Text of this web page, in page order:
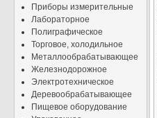
Приборы измерительные
Лабораторное
Полиграфическое
Торговое, холодильное
Металлообрабатывающее
Железнодорожное
Электротехническое
Деревообрабатывающее
Пищевое оборудование